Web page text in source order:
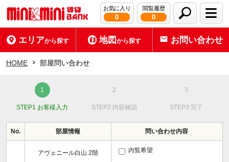
お気に入り
0
閲覧履歴
0
エリアから探す 地図から探す お問い合わせ
HOME 部屋問い合わせ
STEP1 お客様入力 STEP2 内容確認 STEP3 完了
No. 部屋情報 問い合わせ内容
アヴェニール白山 2階 内覧希望